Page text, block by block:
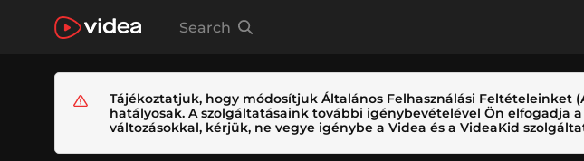
Search
Tájékoztatjuk, hogy módosítjuk Általános Felhasználási Feltételeinket
hatályosak. A szolgáltatásaink további igénybevételével Ön elfogadja
változásokkal, kérjük, ne vegye igénybe a Videa és a VideaKid